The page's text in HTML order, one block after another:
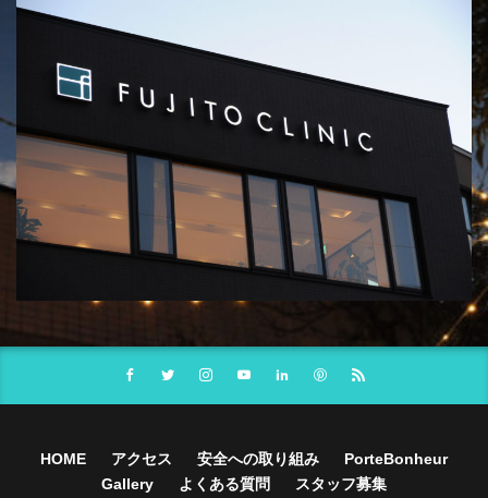
HOME アクセス 安全への取り組み
PorteBonheur
Gallery
よくある質問 スタッフ募集